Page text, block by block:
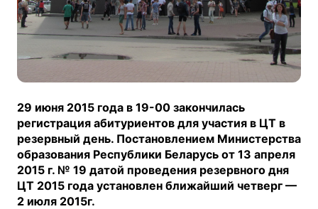
29 июня 2015 года в 19-00 закончилась
регистрация абитуриентов для участия в ЦТ в
резервный день. Постановлением Министерства
образования Республики Беларусь от 13 апреля
2015 г. № 19 датой проведения резервного дня
ЦТ 2015 года установлен ближайший четверг —
2 июля 2015г.